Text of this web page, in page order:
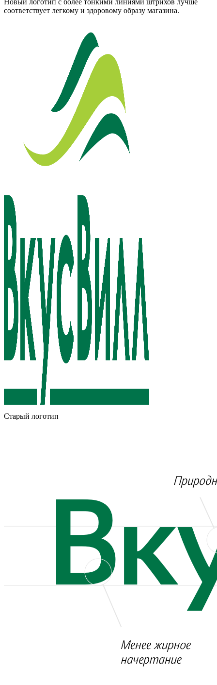
Новый логотип с более тонкими линиями штрихов лучше
соответствует легкому и здоровому образу магазина.
Старый логотип